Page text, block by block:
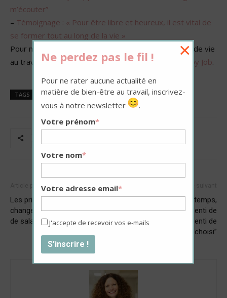
m’écouter”
– Témoignage : « Pour être libre et heureux, il est vital de
se former tout au long de la vie »
Pour ne rater aucune actualité en matière de qualité de vie
au travail, inscrivez-vous àla newsletter de My Happy Job.
TAGS Bonheur au travail
Article précédent
Les priorités au travail
changent-elles selon le niveau
de salaire ?
“Se réapproprier son temps,
c’est passer d’un ressenti de
temps subi à un ressenti de
temps choisi”
Ne perdez pas le fil !
Pour ne rater aucune actualité en
matière de bien-être au travail, inscrivez-
vous à notre newsletter
.
Votre prénom*
Votre nom*
Votre adresse email*
J'accepte de recevoir vos e-mails
×